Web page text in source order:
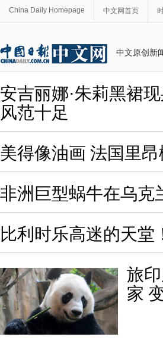
China Daily Homepage 中文网首页
中文原创新
安吉丽娜·朱莉黑裙
风范十足
美得像油画 法国里
非洲巨型蜗牛在乌克
比利时乐高迷的天
旅
家